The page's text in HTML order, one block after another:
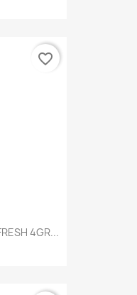
4GR...
favorite_border